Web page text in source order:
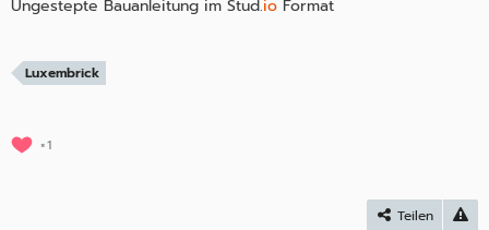
Ungestepte Bauanleitung im Stud.io Format
Luxembrick
1
Teilen